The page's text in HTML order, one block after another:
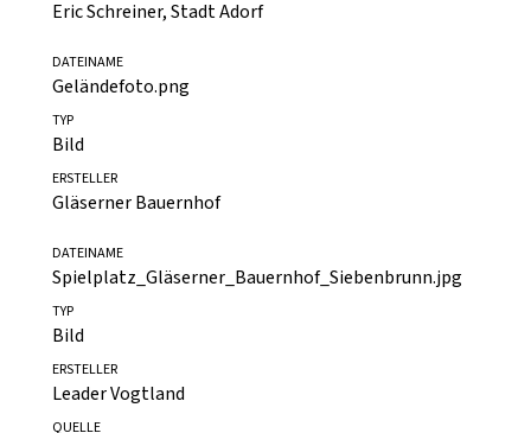
ERSTELLER
QUELLE
Eric Schreiner, Stadt Adorf
DATEINAME
Geländefoto.png
TYP
ERSTELLER
Gläserner Bauernhof
DATEINAME
Spielplatz_Gläserner_Bauernhof_Siebenbrunn.jpg
TYP
Bild